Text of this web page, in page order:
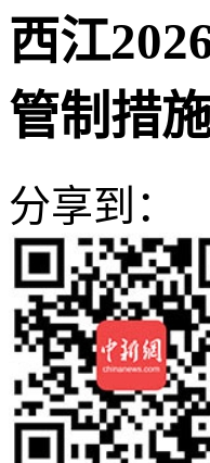
西江
管制措
分享到：